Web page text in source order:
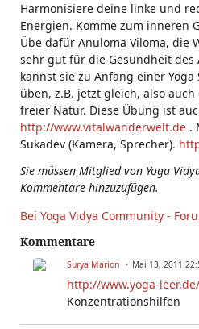
s:
Harmonisiere deine linke und
Energien. Komme zum inneren
Übe dafür Anuloma Viloma, die
sehr gut für die Gesundheit des
kannst sie zu Anfang einer
üben, z.B. jetzt gleich, also
freier Natur. Diese Übung ist
http://www.vitalwanderwelt.de .
Sukadev (Kamera, Sprecher).
Sie müssen Mitglied von Yoga
Kommentare hinzuzufügen.
Bei Yoga Vidya Community -
Kommentare
Surya Marion Mai 13, 2011
http://www.yoga-
Konzentrationshilfen